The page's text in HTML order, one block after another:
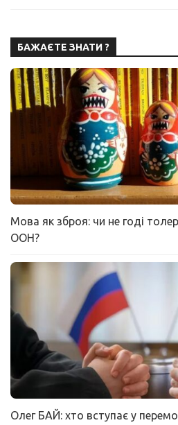
БАЖАЄТЕ ЗНАТИ ?
Мова як зброя: чи не годі
ООН?
Олег БАЙ: хто вступає у